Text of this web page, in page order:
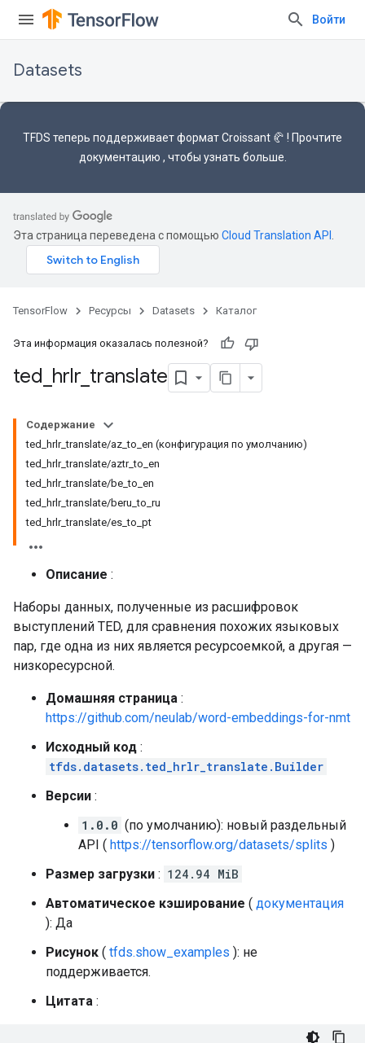
Войти
Datasets
TFDS теперь поддерживаетформат Croissant 🥐 ! Прочтите
документацию , чтобы узнать больше.
Эта страница переведена с помощью Cloud Translation API
TensorFlow Ресурсы Datasets Каталог
Эта информация оказалась полезной?
ted hrlr translate
Содержание
ted_hrlr_translate/az_to_en (конфигурация по умолчанию)
ted_hrlr_translate/aztr_to_en
ted_hrlr_translate/be_to_en
ted_hrlr_translate/beru_to_ru
ted_hrlr_translate/es_to_pt
Описание :
Наборы данных, полученные из расшифровок
выступлений TED, для сравнения похожих языковых
пар, где одна из них является ресурсоемкой, а другая —
низкоресурсной.
Домашняя страница :
https://github.com/neulab/word-embeddings-for-nmt
Исходный код :
tfds.datasets.ted_hrlr_translate.Builder
Версии :
1.0.0 (по умолчанию): новый раздельный
API ( https://tensorflow.org/datasets/splits )
Размер загрузки : 124.94 MiB
Автоматическое кэширование ( документация
): Да
Рисунок ( tfds.show_examples ): не
поддерживается.
Цитата :